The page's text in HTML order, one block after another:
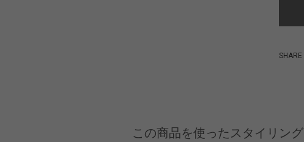
SHARE
この商品を使ったスタイリング